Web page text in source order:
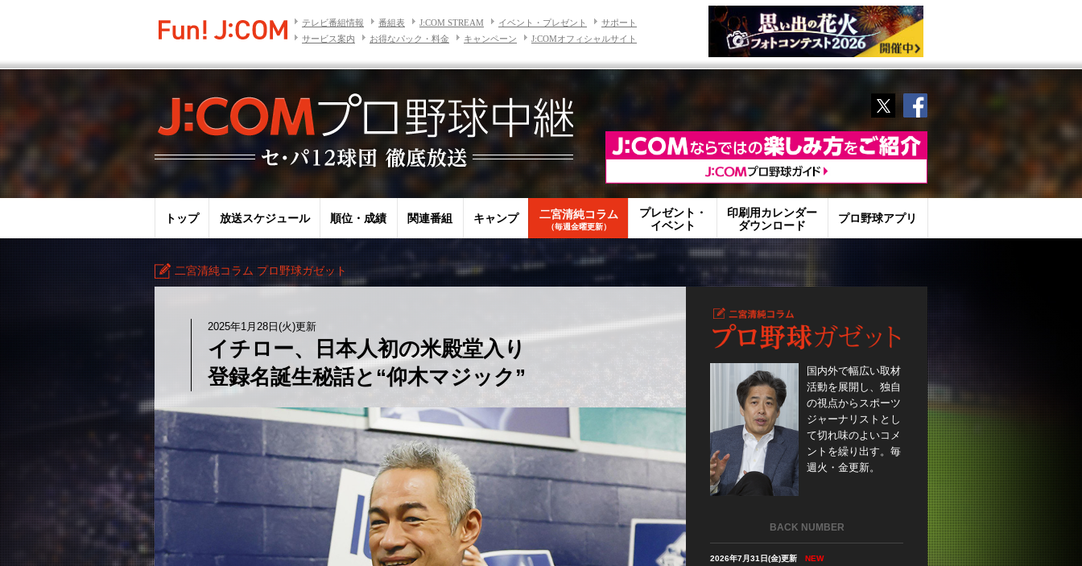
テレビ番組情報 番組表 J:COM STREAM イベント・プレゼント
サポート
サービス案内
お得なパック・料金 キャンペーン J:COMオフィシャルサイト
TwitterFacebook
トップ 放送スケジュール 順位・成績 関連番組 キャンプ 二宮清純コラム
（毎週金曜更新）
プレゼント・
イベント
印刷用カレンダー
ダウンロード
プロ野球アプリ
二宮清純コラム プロ野球ガゼット
2025年1月28日(火)更新
イチロー、日本人初の米殿堂入り
登録名誕生秘話と“仰木マジック”
国内外で幅広い取材
活動を展開し、独自
の視点からスポーツ
ジャーナリストとし
て切れ味のよいコメ
ントを繰り出す。毎
週火・金更新。
BACK NUMBER
2026年7月31日(金)更新 NEW